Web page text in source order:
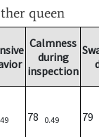
queen
Calmness
during
inspection
78 0.49 79